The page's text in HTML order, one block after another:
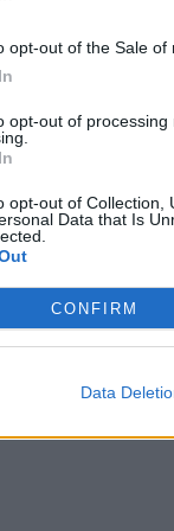
opt-out of the Sale of
opt-out of
opt-out of Collection,
Data that Is
CONFIRM
Data